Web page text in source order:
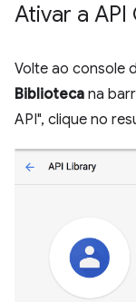
Ativar a
Volte ao console
Biblioteca na
API", clique no